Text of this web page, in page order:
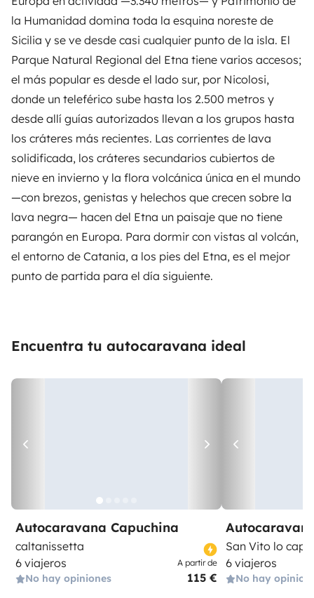
la Humanidad domina toda la esquina noreste de
Sicilia y se ve desde casi cualquier punto de la isla. El
Parque Natural Regional del Etna tiene varios accesos;
el más popular es desde el lado sur, por Nicolosi,
donde un teleférico sube hasta los 2.500 metros y
desde allí guías autorizados llevan a los grupos hasta
los cráteres más recientes. Las corrientes de lava
solidificada, los cráteres secundarios cubiertos de
nieve en invierno y la flora volcánica única en el mundo
—con brezos, genistas y helechos que crecen sobre la
lava negra— hacen del Etna un paisaje que no tiene
parangón en Europa. Para dormir con vistas al volcán,
el entorno de Catania, a los pies del Etna, es el mejor
punto de partida para el día siguiente.
Encuentra tu autocaravana ideal
Autocaravana Capuchina
caltanissetta
6 viajeros
No hay opiniones
A partir de
115 €
San Vito lo capo
6 viajeros
No hay